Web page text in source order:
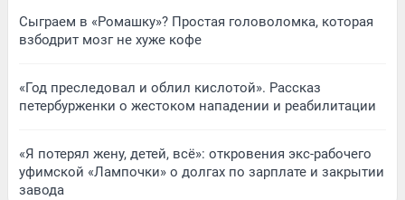
Сыграем в «Ромашку»? Простая головоломка, которая
взбодрит мозг не хуже кофе
«Год преследовал и облил кислотой». Рассказ
петербурженки о жестоком нападении и реабилитации
«Я потерял жену, детей, всё»: откровения экс-рабочего
уфимской «Лампочки» о долгах по зарплате и закрытии
завода